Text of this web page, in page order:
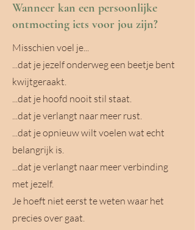
Wanneer kan een persoonlijke
ontmoeting iets voor jou zijn?
Misschien voel je...
...dat je jezelf onderweg een beetje bent
kwijtgeraakt.
...dat je hoofd nooit stil staat.
...dat je verlangt naar meer rust.
...dat je opnieuw wilt voelen wat echt
belangrijk is.
...dat je verlangt naar meer verbinding
met jezelf.
Je hoeft niet eerst te weten waar het
precies over gaat.